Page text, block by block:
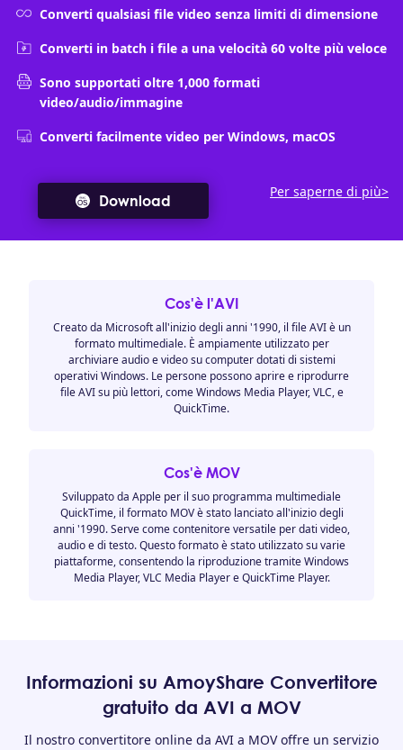
Converti qualsiasi file video senza limiti di dimensione
Converti in batch i file a una velocità 60 volte più veloce
Sono supportati oltre 1,000 formati
video/audio/immagine
Converti facilmente video per Windows, macOS
Download
Per saperne di più>
Cos'è l'AVI
Creato da Microsoft all'inizio degli anni '1990, il file AVI è un
formato multimediale. È ampiamente utilizzato per
archiviare audio e video su computer dotati di sistemi
operativi Windows. Le persone possono aprire e riprodurre
file AVI su più lettori, come Windows Media Player, VLC, e
QuickTime.
Cos'è MOV
Sviluppato da Apple per il suo programma multimediale
QuickTime, il formato MOV è stato lanciato all'inizio degli
anni '1990. Serve come contenitore versatile per dati video,
audio e di testo. Questo formato è stato utilizzato su varie
piattaforme, consentendo la riproduzione tramite Windows
Media Player, VLC Media Player e QuickTime Player.
Informazioni su AmoyShare Convertitore
gratuito da AVI a MOV
Il nostro convertitore online da AVI a MOV offre un servizio